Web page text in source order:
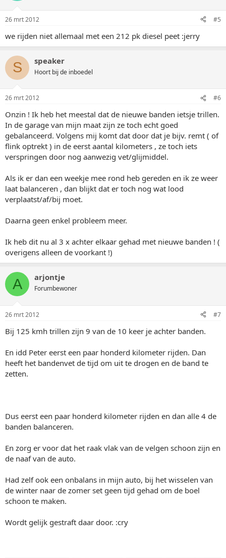
26 mrt 2012 #5
we rijden niet allemaal met een 212 pk diesel peet :jerry
S speaker
Hoort bij de inboedel
26 mrt 2012 #6
Onzin ! Ik heb het meestal dat de nieuwe banden ietsje trillen.
In de garage van mijn maat zijn ze toch echt goed
gebalanceerd. Volgens mij komt dat door dat je bijv. remt ( of
flink optrekt ) in de eerst aantal kilometers , ze toch iets
verspringen door nog aanwezig vet/glijmiddel.
Als ik er dan een weekje mee rond heb gereden en ik ze weer
laat balanceren , dan blijkt dat er toch nog wat lood
verplaatst/af/bij moet.
Daarna geen enkel probleem meer.
Ik heb dit nu al 3 x achter elkaar gehad met nieuwe banden ! (
overigens alleen de voorkant !)
A arjontje
Forumbewoner
26 mrt 2012 #7
Bij 125 kmh trillen zijn 9 van de 10 keer je achter banden.
En idd Peter eerst een paar honderd kilometer rijden. Dan
heeft het bandenvet de tijd om uit te drogen en de band te
zetten.
Dus eerst een paar honderd kilometer rijden en dan alle 4 de
banden balanceren.
En zorg er voor dat het raak vlak van de velgen schoon zijn en
de naaf van de auto.
Had zelf ook een onbalans in mijn auto, bij het wisselen van
de winter naar de zomer set geen tijd gehad om de boel
schoon te maken.
Wordt gelijk gestraft daar door. :cry